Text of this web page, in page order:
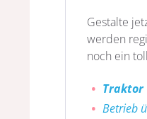
Gestalte
werden
noch ein
Traktor
Betrieb